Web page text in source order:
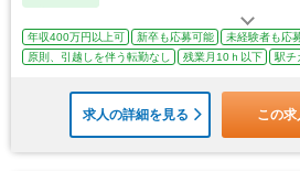
年収400万円以上可 新卒も応募可能
未経験者も応
原則、引越しを伴う転勤なし
残業月10ｈ以下 駅チ
求人の詳細を見る この